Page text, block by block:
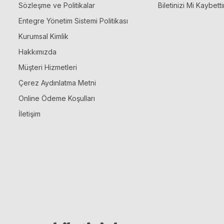
Sözleşme ve Politikalar
Entegre Yönetim Sistemi Politikası
Kurumsal Kimlik
Hakkımızda
Müşteri Hizmetleri
Çerez Aydınlatma Metni
Online Ödeme Koşulları
İletişim
Biletinizi Mi